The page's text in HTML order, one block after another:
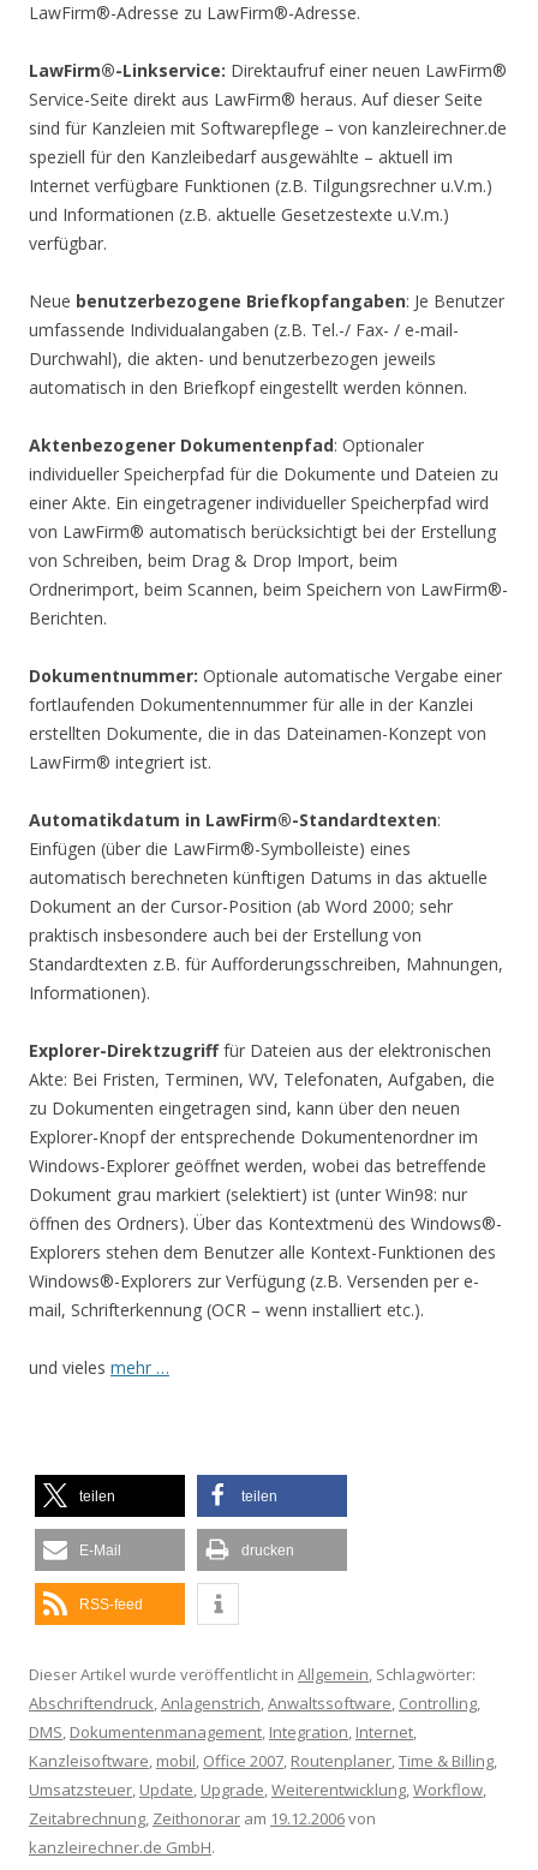
LawFirm®-Adresse zu LawFirm®-Adresse.
LawFirm®-Linkservice: Direktaufruf einer neuen LawFirm®
Service-Seite direkt aus LawFirm® heraus. Auf dieser Seite
sind für Kanzleien mit Softwarepflege – von kanzleirechner.de
speziell für den Kanzleibedarf ausgewählte – aktuell im
Internet verfügbare Funktionen (z.B. Tilgungsrechner u.V.m.)
und Informationen (z.B. aktuelle Gesetzestexte u.V.m.)
verfügbar.
Neue benutzerbezogene Briefkopfangaben: Je Benutzer
umfassende Individualangaben (z.B. Tel.-/ Fax- / e-mail-
Durchwahl), die akten- und benutzerbezogen jeweils
automatisch in den Briefkopf eingestellt werden können.
Aktenbezogener Dokumentenpfad: Optionaler
individueller Speicherpfad für die Dokumente und Dateien zu
einer Akte. Ein eingetragener individueller Speicherpfad wird
von LawFirm® automatisch berücksichtigt bei der Erstellung
von Schreiben, beim Drag & Drop Import, beim
Ordnerimport, beim Scannen, beim Speichern von LawFirm®-
Berichten.
Dokumentnummer: Optionale automatische Vergabe einer
fortlaufenden Dokumentennummer für alle in der Kanzlei
erstellten Dokumente, die in das Dateinamen-Konzept von
LawFirm® integriert ist.
Automatikdatum in LawFirm®-Standardtexten:
Einfügen (über die LawFirm®-Symbolleiste) eines
automatisch berechneten künftigen Datums in das aktuelle
Dokument an der Cursor-Position (ab Word 2000; sehr
praktisch insbesondere auch bei der Erstellung von
Standardtexten z.B. für Aufforderungsschreiben, Mahnungen,
Informationen).
Explorer-Direktzugrifffür Dateien aus der elektronischen
Akte: Bei Fristen, Terminen, WV, Telefonaten, Aufgaben, die
zu Dokumenten eingetragen sind, kann über den neuen
Explorer-Knopf der entsprechende Dokumentenordner im
Windows-Explorer geöffnet werden, wobei das betreffende
Dokument grau markiert (selektiert) ist (unter Win98: nur
öffnen des Ordners). Über das Kontextmenü des Windows®-
Explorers stehen dem Benutzer alle Kontext-Funktionen des
Windows®-Explorers zur Verfügung (z.B. Versenden per e-
mail, Schrifterkennung (OCR – wenn installiert etc.).
und vieles mehr …
teilen teilen
E-Mail drucken
RSS-feed
Dieser Artikel wurde veröffentlicht in Allgemein, Schlagwörter:
Abschriftendruck,Anlagenstrich,Anwaltssoftware, Controlling,
DMS, Dokumentenmanagement, Integration, Internet,
Kanzleisoftware, mobil, Office 2007, Routenplaner,Time & Billing,
Umsatzsteuer, Update, Upgrade,Weiterentwicklung,Workflow,
Zeitabrechnung, Zeithonorar am 19.12.2006von
kanzleirechner.de GmbH.